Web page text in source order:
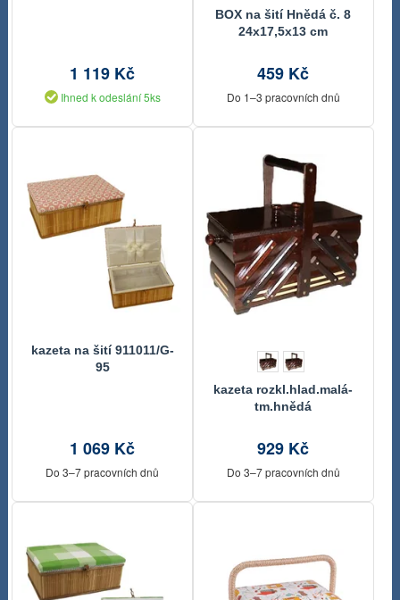
1 119 Kč
Ihned k odeslání 5ks
BOX na šití Hnědá č. 8
24x17,5x13 cm
459 Kč
Do 1–3 pracovních dnů
kazeta na šití 911011/G-
95
1 069 Kč
Do 3–7 pracovních dnů
kazeta rozkl.hlad.malá-
tm.hnědá
929 Kč
Do 3–7 pracovních dnů